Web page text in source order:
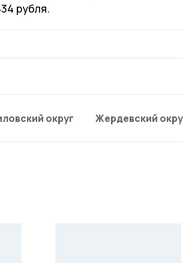
рубля.
округ Жердевский